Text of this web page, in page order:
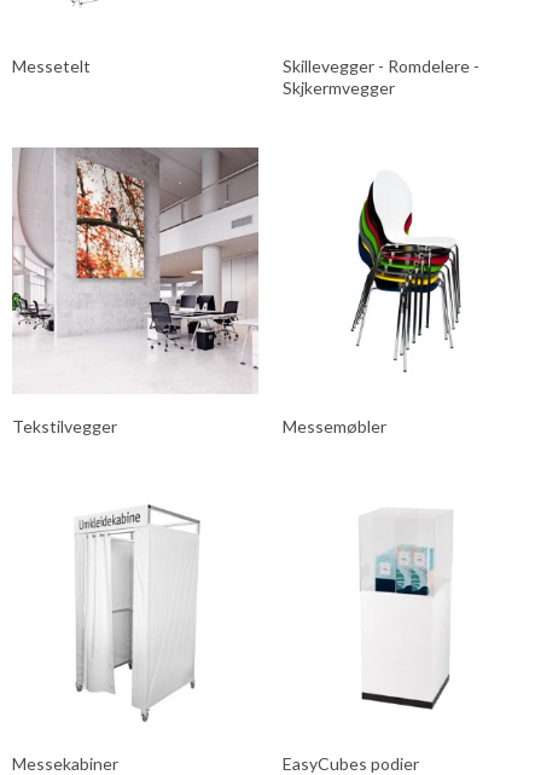
Messetelt
Skillevegger - Romdelere -
Skjkermvegger
Tekstilvegger Messemøbler
Messekabiner EasyCubes podier